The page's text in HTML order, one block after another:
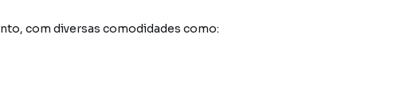
, com diversas comodidades como: